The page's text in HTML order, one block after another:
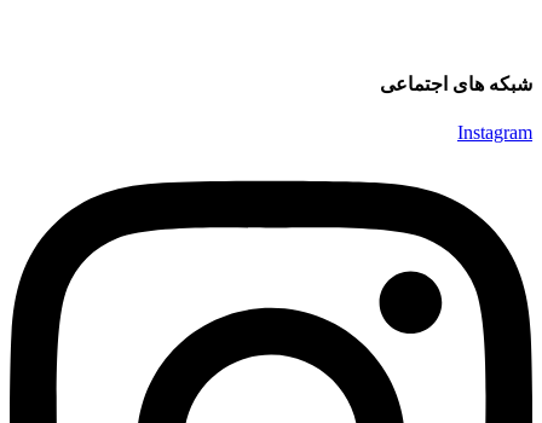
شبکه های اجتماعی
Instagram